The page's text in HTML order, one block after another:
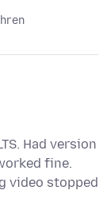
Had version
fine.
video stopped